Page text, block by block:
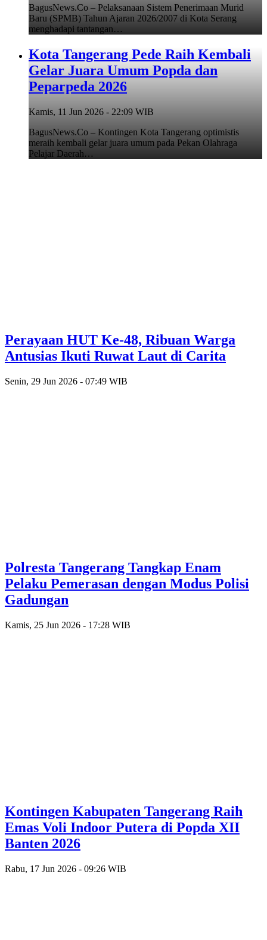
BagusNews.Co – Pelaksanaan Sistem Penerimaan Murid
Baru (SPMB) Tahun Ajaran 2026/2007 di Kota Serang
menghadapi tantangan…
Kota Tangerang Pede Raih Kembali
Gelar Juara Umum Popda dan
Peparpeda 2026
Kamis, 11 Jun 2026 - 22:09 WIB
BagusNews.Co – Kontingen Kota Tangerang optimistis
meraih kembali gelar juara umum pada Pekan Olahraga
Pelajar Daerah…
Perayaan HUT Ke-48, Ribuan Warga
Antusias Ikuti Ruwat Laut di Carita
Senin, 29 Jun 2026 - 07:49 WIB
Polresta Tangerang Tangkap Enam
Pelaku Pemerasan dengan Modus Polisi
Gadungan
Kamis, 25 Jun 2026 - 17:28 WIB
Kontingen Kabupaten Tangerang Raih
Emas Voli Indoor Putera di Popda XII
Banten 2026
Rabu, 17 Jun 2026 - 09:26 WIB